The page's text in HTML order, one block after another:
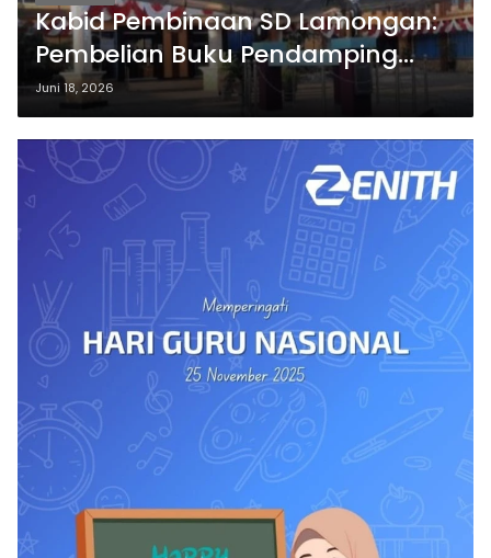
Kabid Pembinaan SD Lamongan:
Pembelian Buku Pendamping
Tidak Boleh Dipaksakan
Juni 18, 2026